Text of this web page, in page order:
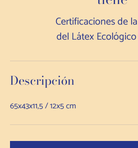
Certificaciones de
del Látex Ecológico
Descripción
65x43x11,5 / 12x5 cm